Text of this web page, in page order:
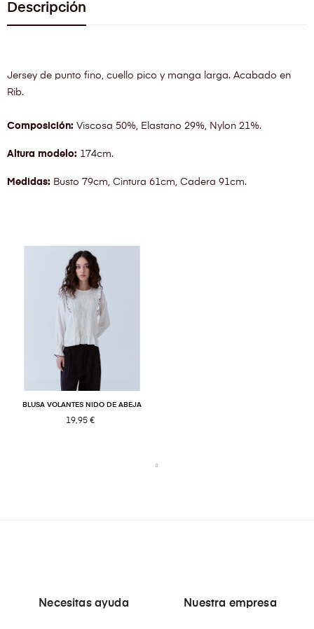
Descripción
Jersey de punto fino, cuello pico y manga larga. Acabado en
Rib.
Composición: Viscosa 50%, Elastano 29%, Nylon 21%.
Altura modelo: 174cm.
Medidas: Busto 79cm, Cintura 61cm, Cadera 91cm.
BLUSA VOLANTES NIDO DE ABEJA
19,95 €
Necesitas ayuda Nuestra empresa